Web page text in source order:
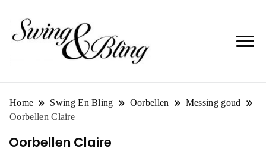
Home Swing En Bling Oorbellen
Messing goud
Oorbellen Claire
Oorbellen Claire